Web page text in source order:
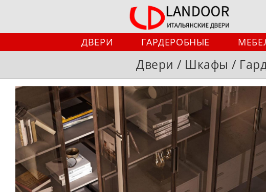
содержимому
ДВЕРИ ГАРДЕРОБНЫЕ
Двери / Шкафы /